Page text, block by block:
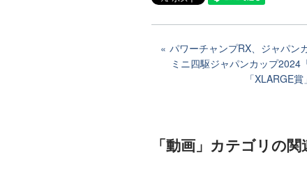
パワーチャンプRX、ジャパン
ミニ四駆ジャパンカップ2024
「XLARGE
「動画」カテゴリの関